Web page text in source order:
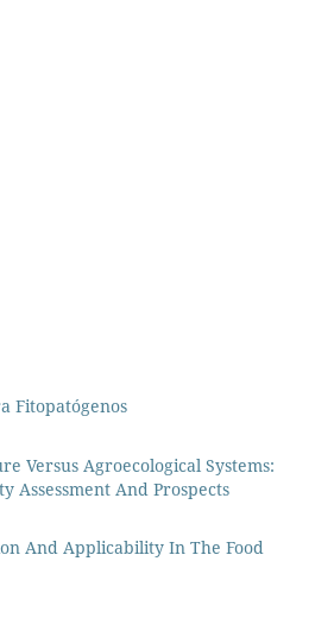
Fitopatógenos
Versus Agroecological Systems:
Assessment And Prospects
And Applicability In The Food